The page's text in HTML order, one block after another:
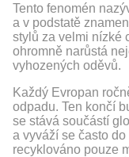
Tento fenomén
a v podstatě
stylů za velmi nízké
ohromně narůstá
vyhozených oděvů.
Každý Evropan
odpadu. Ten končí
se stává součástí
a vyváží se často
recyklováno pouze